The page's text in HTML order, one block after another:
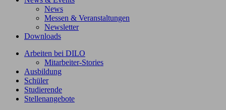
News
Messen & Veranstaltungen
Newsletter
Downloads
Arbeiten bei DILO
Mitarbeiter-Stories
Ausbildung
Schüler
Studierende
Stellenangebote